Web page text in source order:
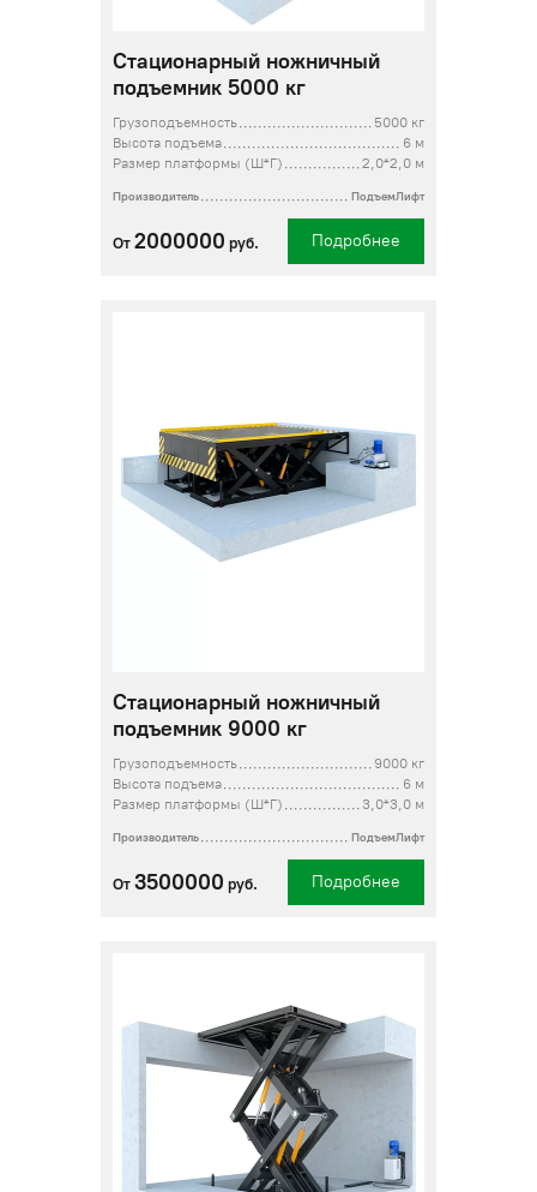
Стационарный ножничный
подъемник 5000 кг
Грузоподъемность
5000 кг
Высота подъема
6 м
Размер платформы (Ш*Г)
2,0*2,0 м
Производитель ПодъемЛифт
От 2000000 руб. Подробнее
Стационарный ножничный
подъемник 9000 кг
Грузоподъемность
9000 кг
Высота подъема
6 м
Размер платформы (Ш*Г)
3,0*3,0 м
Производитель ПодъемЛифт
От 3500000 руб. Подробнее